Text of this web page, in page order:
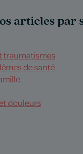
articles par
traumatismes
de santé
douleurs